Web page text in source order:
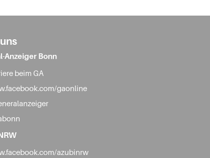
Anzeiger Bonn
beim GA
gaonline
azubinrw